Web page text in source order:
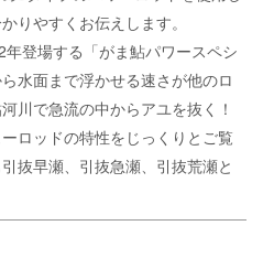
りやすくお伝えします。
登場する「がま鮎パワースペシ
水面まで浮かせる速さが他のロ
川で急流の中からアユを抜く！
ロッドの特性をじっくりとご覧
抜早瀬、引抜急瀬、引抜荒瀬と